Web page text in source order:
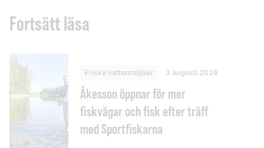
Fortsätt läsa
Friska vattenmiljöer 3 augusti 2026
Åkesson öppnar för mer
fiskvägar och fisk efter träff
med Sportfiskarna